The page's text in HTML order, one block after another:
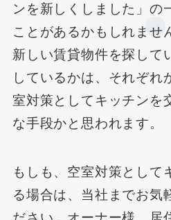
ンを新しくしました」の
ことがあるかもしれませ
新しい賃貸物件を探して
しているかは、それぞれ
室対策としてキッチンを
な手段かと思われます。
もしも、空室対策として
る場合は、当社までお気